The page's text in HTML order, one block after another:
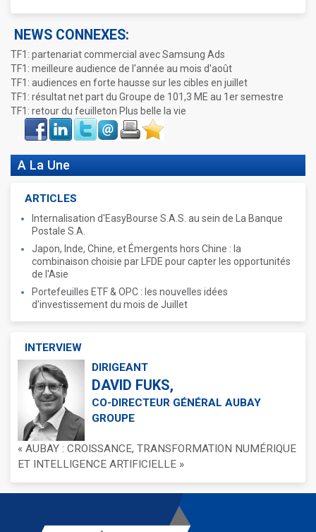
NEWS CONNEXES:
TF1: partenariat commercial avec Samsung Ads
TF1: meilleure audience de l'année au mois d'août
TF1: audiences en forte hausse sur les cibles en juillet
TF1: résultat net part du Groupe de 101,3 ME au 1er semestre
TF1: retour du feuilleton Plus belle la vie
Face
book
LinkIn Twitter Envoyer ImprimerFavoris
A La Une
ARTICLES
Internalisation d'EasyBourse S.A.S. au sein de La Banque
Postale S.A.
Japon, Inde, Chine, et Émergents hors Chine : la
combinaison choisie par LFDE pour capter les opportunités
de l'Asie
Portefeuilles ETF & OPC : les nouvelles idées
d'investissement du mois de Juillet
INTERVIEW
DIRIGEANT
DAVID FUKS,
CO-DIRECTEUR GÉNÉRAL AUBAY
GROUPE
« AUBAY : CROISSANCE, TRANSFORMATION NUMÉRIQUE
ET INTELLIGENCE ARTIFICIELLE »